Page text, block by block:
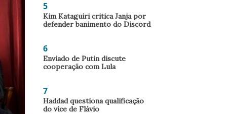
5
Kim Kataguiri critica Janja por
defender banimento do Discord
6
Enviado de Putin discute
cooperação com Lula
7
Haddad questiona qualificação
do vice de Flávio